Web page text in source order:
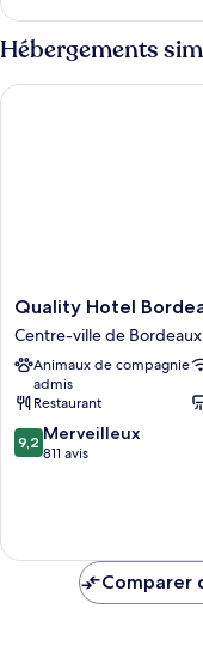
le
type
de
Suite
Hébergements
Quality
Hotel
Bordeaux
Centre
Centre-
ville
de
Bordeaux
Quality Hotel
Centre-ville de Bordeaux
Animaux de compagnie
admis
Restaurant
9.2
sur
9,2 Merveilleux
811 avis
Quality Hotel Bordeaux
Comparer